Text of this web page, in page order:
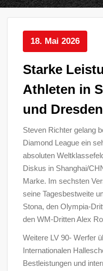
18. Mai 2026
Starke
Athleten in
und Dresden
Steven Richter gelang
Diamond League ein
absoluten
Diskus in Shanghai/
Marke. Im sechsten
seine Tagesbestweite
Stona, den Olympia-
den WM-Dritten Alex
Weitere LV 90- Werfer
Internationalen
Bestleistungen und